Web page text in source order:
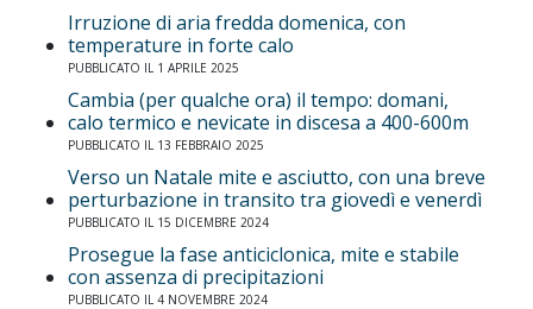
Irruzione di aria fredda domenica, con
temperature in forte calo
PUBBLICATO IL 1 APRILE 2025
Cambia (per qualche ora) il tempo: domani,
calo termico e nevicate in discesa a 400-600m
PUBBLICATO IL 13 FEBBRAIO 2025
Verso un Natale mite e asciutto, con una breve
perturbazione in transito tra giovedì e venerdì
PUBBLICATO IL 15 DICEMBRE 2024
Prosegue la fase anticiclonica, mite e stabile
con assenza di precipitazioni
PUBBLICATO IL 4 NOVEMBRE 2024